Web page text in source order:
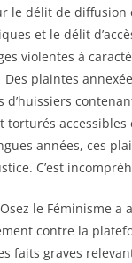
le délit de diffusion
et le délit
violentes à
plaintes
d’huissiers
torturés accessibles
années, ces
C’est
le Féminisme a
contre la
faits graves